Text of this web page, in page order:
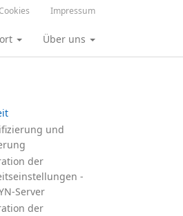
Über uns
Impressum
und
der
-
Server
der